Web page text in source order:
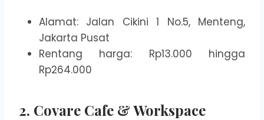
Alamat: Jalan Cikini 1 No.5, Menteng,
Jakarta Pusat
Rentang harga: Rp13.000 hingga
Rp264.000
2. Covare Cafe & Workspace